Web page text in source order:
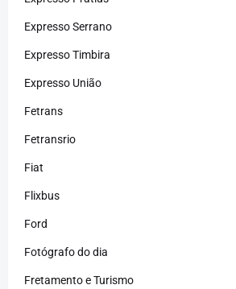
Expresso Serrano
Expresso Timbira
Expresso União
Fetrans
Fetransrio
Fiat
Flixbus
Ford
Fotógrafo do dia
Fretamento e Turismo